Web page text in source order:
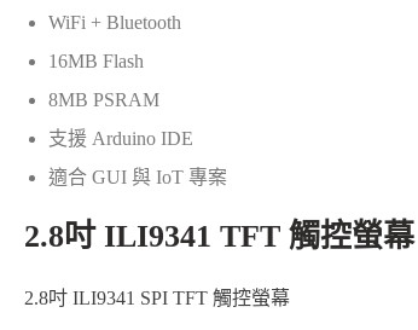
WiFi + Bluetooth
16MB Flash
8MB PSRAM
支援 Arduino IDE
適合 GUI 與 IoT 專案
2.8吋 ILI9341 TFT 觸控螢幕
2.8吋 ILI9341 SPI TFT 觸控螢幕